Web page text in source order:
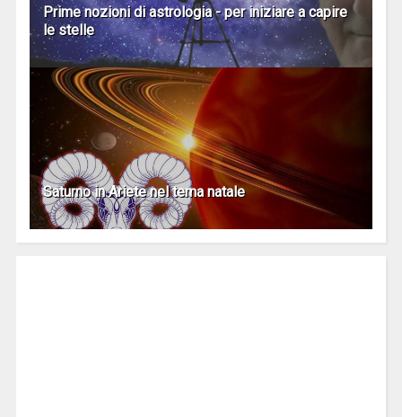
Prime nozioni di astrologia - per iniziare a capire
le stelle
Saturno in Ariete nel tema natale